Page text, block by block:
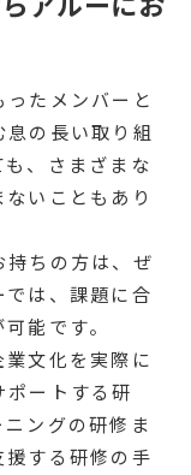
たメンバーと
の長い取り組
、さまざまな
いこともあり
ちの方は、ぜ
は、課題に合
能です。
文化を実際に
ートする研
ングの研修ま
する研修の手